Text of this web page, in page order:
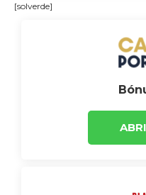
[solverde]